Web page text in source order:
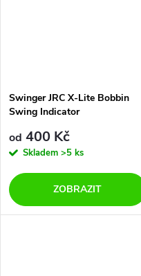
Swinger JRC X-Lite Bobbin
Swing Indicator
od 400 Kč
Skladem >5 ks
ZOBRAZIT